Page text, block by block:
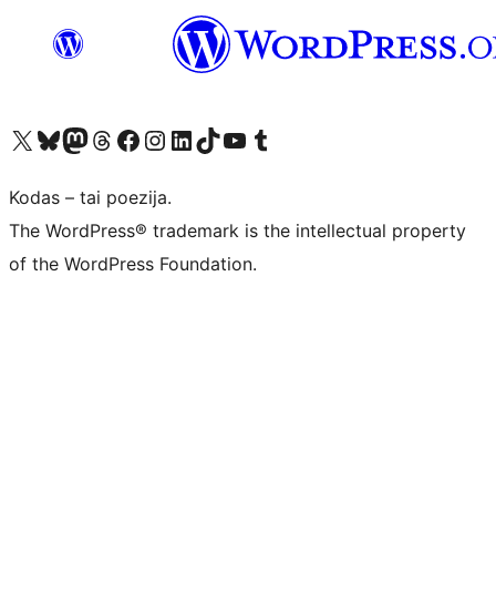
Visit our X (formerly Twitter) account
Apsilankykite mūsų Bluesky paskyroje
Visit our Mastodon account
Apsilankykite mūsų Threads paskyroje
Visit our Facebook page
Visit our Instagram account
Visit our LinkedIn account
Apsilankykite mūsų TikTok paskyroje
Visit our YouTube channel
Apsilankykite mūsų Tumblr paskyroje
Kodas – tai poezija.
The WordPress® trademark is the intellectual property
of the WordPress Foundation.